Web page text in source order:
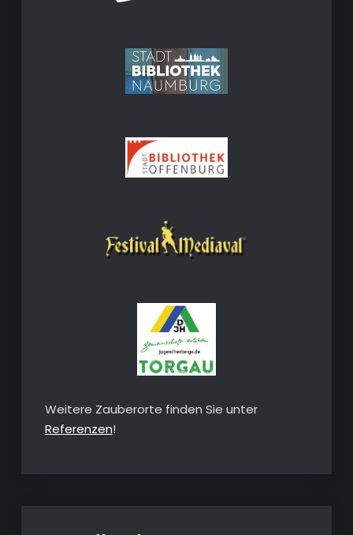
Weitere Zauberorte finden Sie unter
Referenzen!